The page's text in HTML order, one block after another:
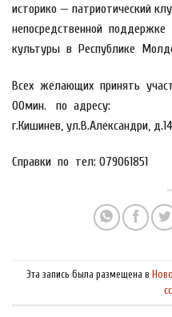
историко — патриотический
непосредственной
культуры в Республике
Всех желающих принять
00мин. по адресу:
г.Кишинев, ул.В.Александри,
Справки по тел: 079061851
Эта запись была размещена в